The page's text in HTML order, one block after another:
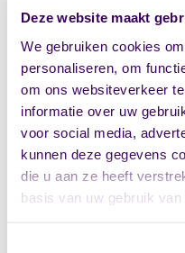
Deze website maakt
We gebruiken cookies
personaliseren, om
om ons websiteverkeer
informatie over uw
voor social media,
kunnen deze gegevens
die u aan ze heeft
basis van uw gebruik van
in de
Recht op
zodra een
verricht binnen de
tijdvensters. De
buiten de reguliere
of het om
incidentele inzet